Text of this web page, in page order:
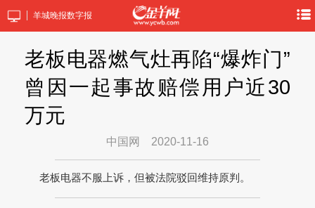
羊城晚报数字报
老板电器燃气灶再陷“爆炸门”
曾因一起事故赔偿用户近30
万元
中国网 2020-11-16
老板电器不服上诉，但被法院驳回维持原判。